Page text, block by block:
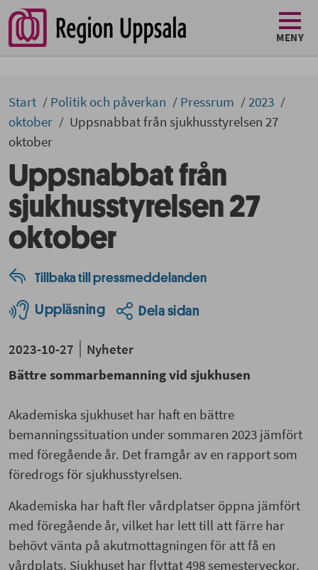
MENY
Start Politik och påverkan Pressrum
2023
oktober
Uppsnabbat från sjukhusstyrelsen 27
oktober
Uppsnabbat från
sjukhusstyrelsen 27
oktober
Tillbaka till pressmeddelanden
Uppläsning Dela sidan
2023-10-27
Nyheter
Bättre sommarbemanning vid sjukhusen
Akademiska sjukhuset har haft en bättre
bemanningssituation under sommaren 2023 jämfört
med föregående år. Det framgår av en rapport som
föredrogs för sjukhusstyrelsen.
Akademiska har haft fler vårdplatser öppna jämfört
med föregående år, vilket har lett till att färre har
behövt vänta på akutmottagningen för att få en
vårdplats. Sjukhuset har flyttat 498 semesterveckor,